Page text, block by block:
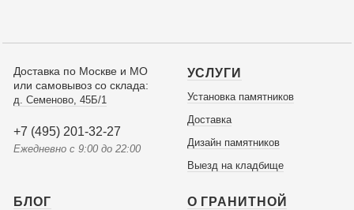
Доставка по Москве и МО
или самовывоз со склада:
д. Семеново, 45Б/1
+7 (495) 201-32-27
Ежедневно с 9:00 до 22:00
УСЛУГИ
Установка памятников
Доставка
Дизайн памятников
Выезд на кладбище
БЛОГ О ГРАНИТНОЙ